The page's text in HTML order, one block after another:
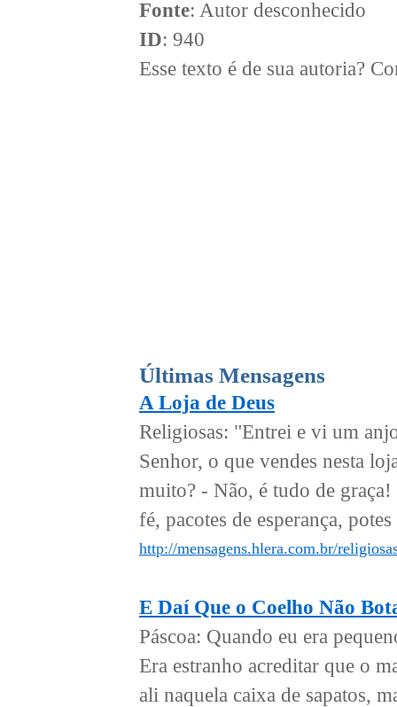
Fonte: Autor desconhecido
ID: 940
Esse texto é de sua autoria?
Últimas Mensagens
A Loja de Deus
Religiosas: "Entrei e vi um
Senhor, o que vendes nesta
muito? - Não, é tudo de
fé, pacotes de esperança,
http://mensagens.hlera.com.br/
E Daí Que o Coelho Não
Páscoa: Quando eu era
Era estranho acreditar que o
ali naquela caixa de sapatos,